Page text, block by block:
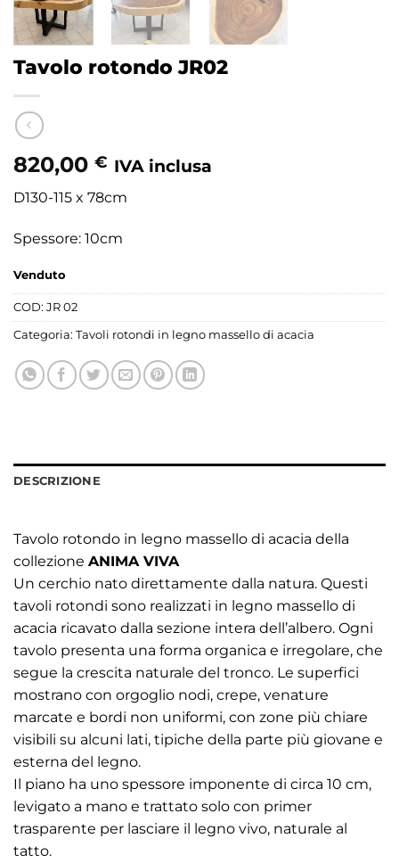
Tavolo rotondo JR02
820,00 € IVA inclusa
D130-115 x 78cm
Spessore: 10cm
Venduto
COD: JR 02
Categoria: Tavoli rotondi in legno massello di acacia
DESCRIZIONE
Tavolo rotondo in legno massello di acacia della
collezione ANIMA VIVA
Un cerchio nato direttamente dalla natura. Questi
tavoli rotondi sono realizzati in legno massello di
acacia ricavato dalla sezione intera dell’albero. Ogni
tavolo presenta una forma organica e irregolare, che
segue la crescita naturale del tronco. Le superfici
mostrano con orgoglio nodi, crepe, venature
marcate e bordi non uniformi, con zone più chiare
visibili su alcuni lati, tipiche della parte più giovane e
esterna del legno.
Il piano ha uno spessore imponente di circa 10 cm,
levigato a mano e trattato solo con primer
trasparente per lasciare il legno vivo, naturale al
tatto.